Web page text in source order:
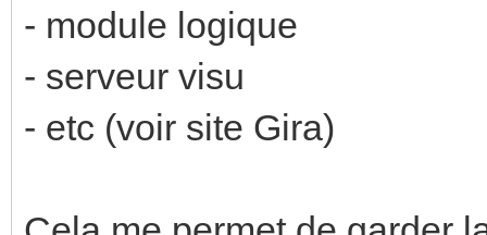
- module logique
- serveur visu
- etc (voir site Gira)